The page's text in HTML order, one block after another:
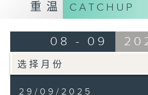
重温 CATCHUP
08 - 09
29/09/2025